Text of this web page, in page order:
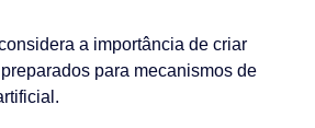
a importância de criar
para mecanismos de